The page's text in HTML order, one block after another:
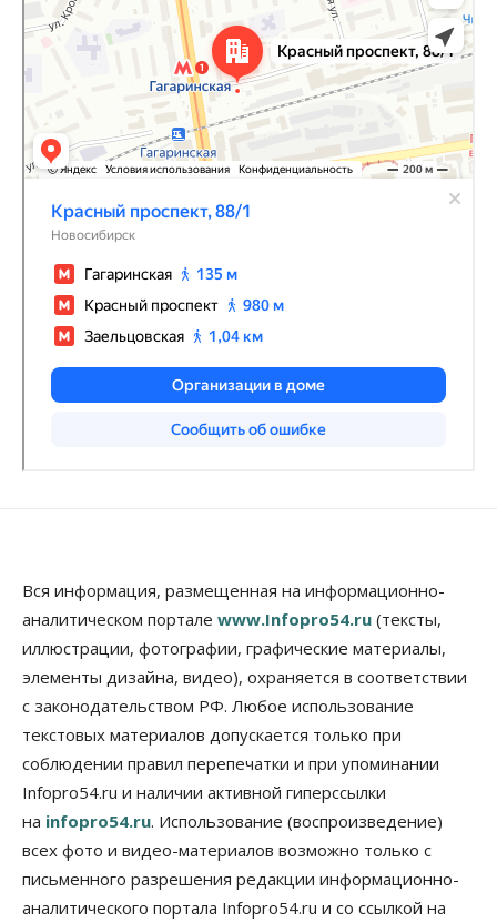
Вся информация, размещенная на информационно-
аналитическом портале www.Infopro54.ru (тексты,
иллюстрации, фотографии, графические материалы,
элементы дизайна, видео), охраняется в соответствии
с законодательством РФ. Любое использование
текстовых материалов допускается только при
соблюдении правил перепечатки и при упоминании
Infopro54.ru и наличии активной гиперссылки
на infopro54.ru. Использование (воспроизведение)
всех фото и видео-материалов возможно только с
письменного разрешения редакции информационно-
аналитического портала Infopro54.ru и со ссылкой на